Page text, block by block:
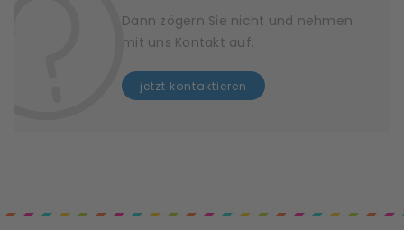
Dann zögern Sie nicht und nehmen
mit uns Kontakt auf.
jetzt kontaktieren